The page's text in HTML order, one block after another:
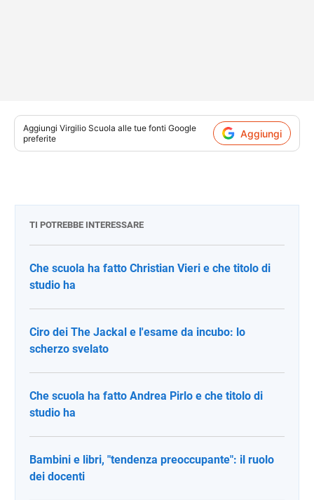
Aggiungi Virgilio Scuola alle tue fonti Google
preferite
Aggiungi
TI POTREBBE INTERESSARE
Che scuola ha fatto Christian Vieri e che titolo di
studio ha
Ciro dei The Jackal e l'esame da incubo: lo
scherzo svelato
Che scuola ha fatto Andrea Pirlo e che titolo di
studio ha
Bambini e libri, "tendenza preoccupante": il ruolo
dei docenti